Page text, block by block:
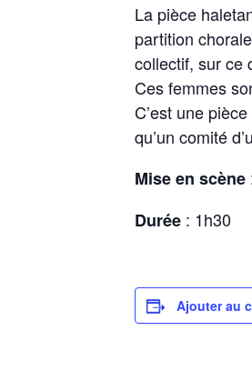
La pièce
partition
collectif, sur ce
Ces femmes
C’est une
qu’un comité
Mise en scène
Durée : 1h30
Ajouter au